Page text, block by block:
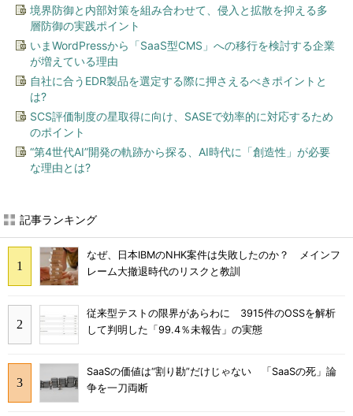
境界防御と内部対策を組み合わせて、侵入と拡散を抑える多
層防御の実践ポイント
いまWordPressから「SaaS型CMS」への移行を検討する企業
が増えている理由
自社に合うEDR製品を選定する際に押さえるべきポイントと
は?
SCS評価制度の星取得に向け、SASEで効率的に対応するため
のポイント
“第4世代AI”開発の軌跡から探る、AI時代に「創造性」が必要
な理由とは?
記事ランキング
なぜ、日本IBMのNHK案件は失敗したのか？ メインフ
レーム大撤退時代のリスクと教訓
従来型テストの限界があらわに 3915件のOSSを解析
して判明した「99.4％未報告」の実態
SaaSの価値は“割り勘”だけじゃない 「SaaSの死」論
争を一刀両断